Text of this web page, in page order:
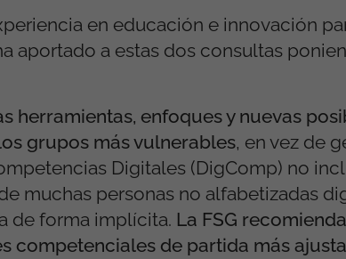
en educación e innovación
aportado a estas dos consultas
herramientas, enfoques y nuevas
grupos más vulnerables, en vez de
Digitales (DigComp) no
muchas personas no alfabetizadas
de forma implícita. La FSG
competenciales de partida más